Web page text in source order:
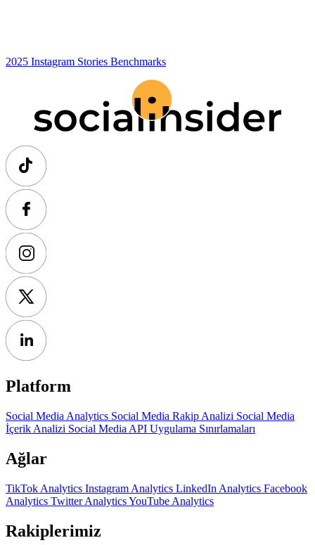
2025 Instagram Stories Benchmarks
Platform
Social Media Analytics Social Media Rakip Analizi Social Media
İçerik Analizi Social Media API Uygulama Sınırlamaları
Ağlar
TikTok Analytics Instagram Analytics LinkedIn Analytics Facebook
Analytics Twitter AnalyticsYouTube Analytics
Rakiplerimiz